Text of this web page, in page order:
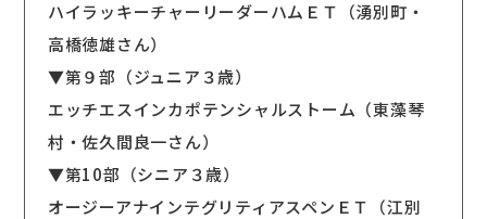
ハイラッキーチャーリーダーハムＥＴ（湧別町・
高橋徳雄さん）
▼第９部（ジュニア３歳）
エッチエスインカポテンシャルストーム（東藻琴
村・佐久間良一さん）
▼第10部（シニア３歳）
オージーアナインテグリティアスペンＥＴ（江別